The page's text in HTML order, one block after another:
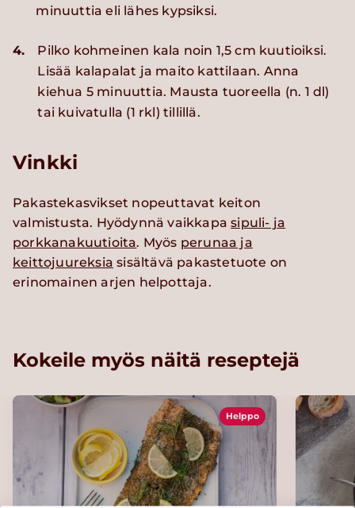
minuuttia eli lähes kypsiksi.
4.
Pilko kohmeinen kala noin 1,5 cm kuutioiksi.
Lisää kalapalat ja maito kattilaan. Anna
kiehua 5 minuuttia. Mausta tuoreella (n. 1 dl)
tai kuivatulla (1 rkl) tillillä.
Vinkki
Pakastekasvikset nopeuttavat keiton
valmistusta. Hyödynnä vaikkapasipuli- ja
porkkanakuutioita. Myös perunaa ja
keittojuureksia sisältävä pakastetuote on
erinomainen arjen helpottaja.
Kokeile myös näitä reseptejä
Helppo